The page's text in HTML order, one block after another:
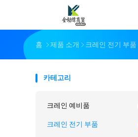
홈 제품 소개 크레인 전기 부품
카테고리
크레인 예비품
크레인 전기 부품